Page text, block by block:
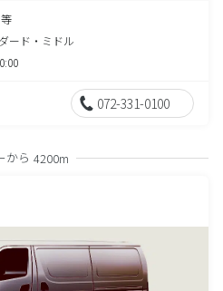
ード・ミドル
072-331-0100
から 4200m